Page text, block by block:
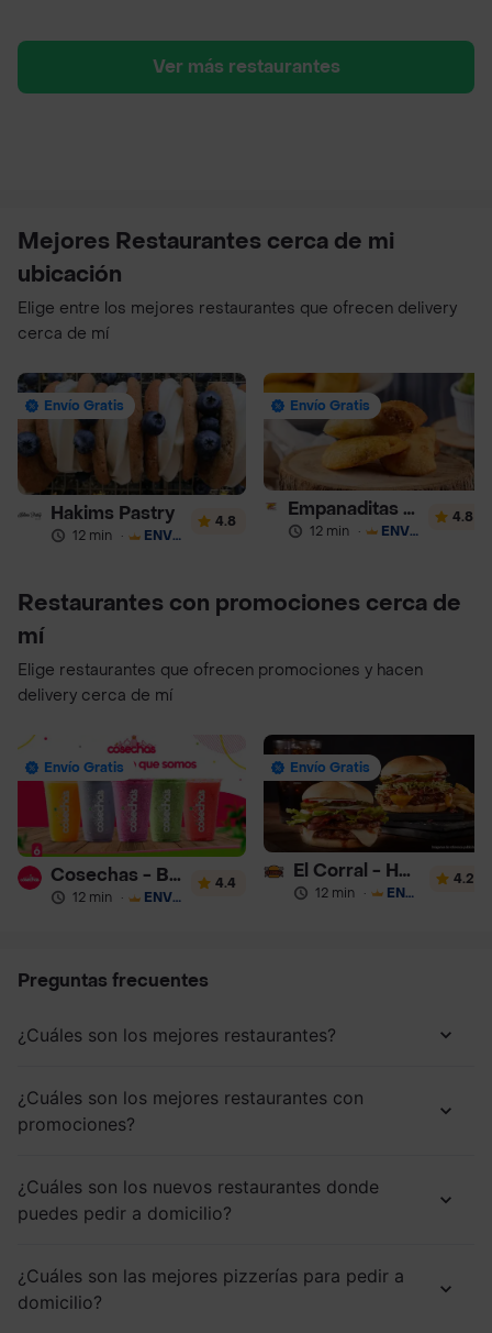
Ver más restaurantes
Mejores Restaurantes cerca de mi
ubicación
Elige entre los mejores restaurantes que ofrecen delivery
cerca de mí
Envío Gratis
Hakims Pastry
12 min · ENVÍO GRATIS
4.8
Envío Gratis
Empanaditas de Pipian - Empanadas
12 min · ENVÍO GRATIS
4.8
Restaurantes con promociones cerca de
mí
Elige restaurantes que ofrecen promociones y hacen
delivery cerca de mí
Envío Gratis
Cosechas - Batidos
12 min · ENVÍO GRATIS
4.4
Envío Gratis
El Corral - Hamburguesa
12 min · ENVÍO GRATIS
4.2
Preguntas frecuentes
¿Cuáles son los mejores restaurantes?
¿Cuáles son los mejores restaurantes con
promociones?
¿Cuáles son los nuevos restaurantes donde
puedes pedir a domicilio?
¿Cuáles son las mejores pizzerías para pedir a
domicilio?